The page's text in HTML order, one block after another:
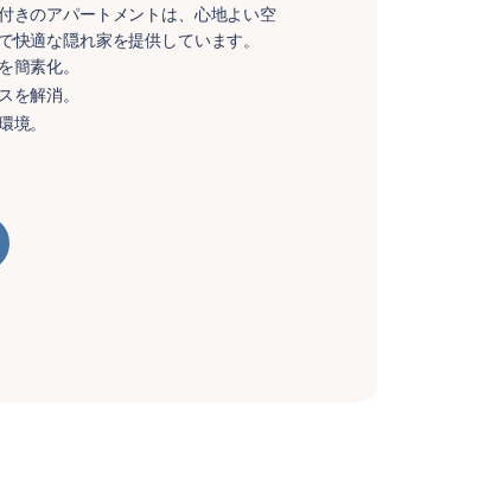
きのアパートメントは、心地よい空
快適な隠れ家を提供しています。
簡素化。
を解消。
境。